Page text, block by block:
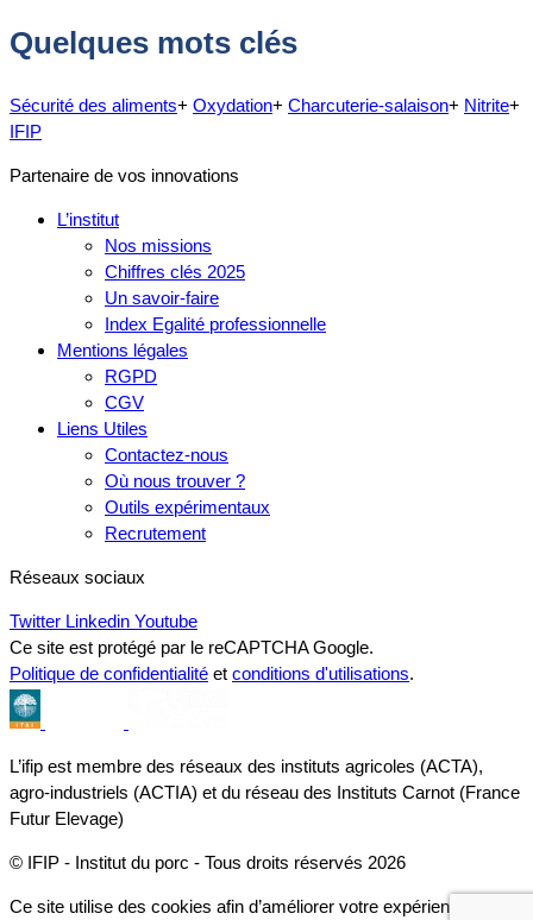
Quelques mots clés
Sécurité des aliments+ Oxydation+ Charcuterie-salaison+ Nitrite+
IFIP
Partenaire de vos innovations
L’institut
Nos missions
Chiffres clés 2025
Un savoir-faire
Index Egalité professionnelle
Mentions légales
RGPD
CGV
Liens Utiles
Contactez-nous
Où nous trouver ?
Outils expérimentaux
Recrutement
Réseaux sociaux
Twitter Linkedin Youtube
Ce site est protégé par le reCAPTCHA Google.
Politique de confidentialité et conditions d'utilisations.
L’ifip est membre des réseaux des instituts agricoles (ACTA),
agro-industriels (ACTIA) et du réseau des Instituts Carnot (France
Futur Elevage)
© IFIP - Institut du porc - Tous droits réservés 2026
Ce site utilise des cookies afin d’améliorer votre expérience